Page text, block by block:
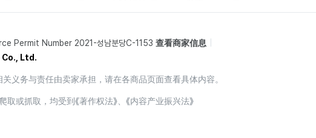
Permit Number 2021-성남분당C-1153 查看商家信息
Ltd.
义务与责任由卖家承担，请在各商品页面查看具体内容。
抓取，均受到《著作权法》、《内容产业振兴法》